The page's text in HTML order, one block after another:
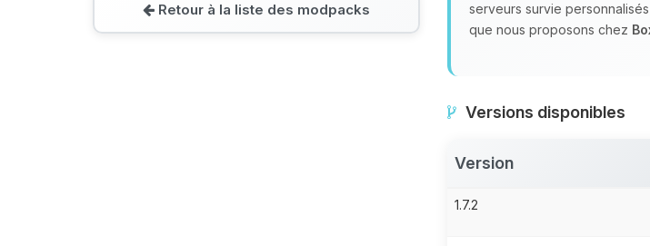
Retour à la liste des modpacks
serveurs survie
que nous proposons chez
Versions disponibles
Version
1.7.2